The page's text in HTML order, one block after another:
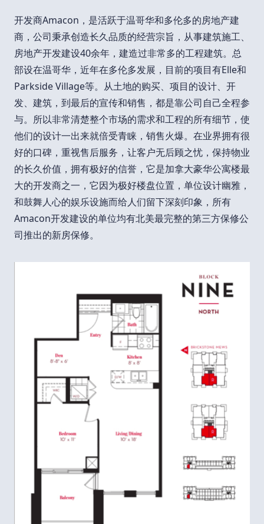
开发商Amacon，是活跃于温哥华和多伦多的房地产建
商，公司秉承创造长久品质的经营宗旨，从事建筑施工、
房地产开发建设40余年，建造过非常多的工程建筑。总
部设在温哥华，近年在多伦多发展，目前的项目有Elle和
Parkside Village等。从土地的购买、项目的设计、开
发、建筑，到最后的宣传和销售，都是靠公司自己全程参
与。所以非常清楚整个市场的需求和工程的所有细节，使
他们的设计一出来就倍受青睐，销售火爆。在业界拥有很
好的口碑，重视售后服务，让客户无后顾之忧，保持物业
的长久价值，拥有极好的信誉，它是加拿大豪华公寓楼最
大的开发商之一，它因为极好楼盘位置，单位设计幽雅，
和鼓舞人心的娱乐设施而给人们留下深刻印象，所有
Amacon开发建设的单位均有北美最完整的第三方保修公
司推出的新房保修。